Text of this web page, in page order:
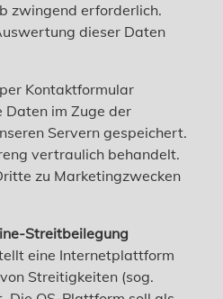
zwingend erforderlich.
dieser Daten
Kontaktformular
Daten im Zuge der
Servern gespeichert.
vertraulich behandelt.
zu Marketingzwecken
Streitbeilegung
eine Internetplattform
Streitigkeiten (sog.